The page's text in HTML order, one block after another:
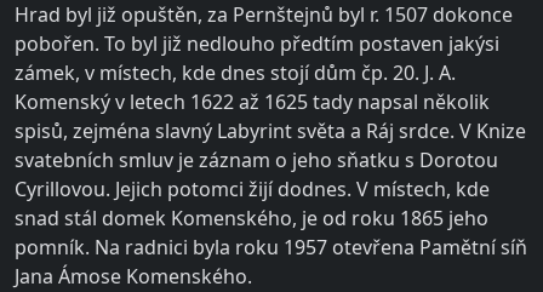
Hrad byl již opuštěn, za Pernštejnů byl r. 1507 dokonce
pobořen. To byl již nedlouho předtím postaven jakýsi
zámek, v místech, kde dnes stojí dům čp. 20. J. A.
Komenský v letech 1622 až 1625 tady napsal několik
spisů, zejména slavný Labyrint světa a Ráj srdce. V Knize
svatebních smluv je záznam o jeho sňatku s Dorotou
Cyrillovou. Jejich potomci žijí dodnes. V místech, kde
snad stál domek Komenského, je od roku 1865 jeho
pomník. Na radnici byla roku 1957 otevřena Pamětní síň
Jana Ámose Komenského.